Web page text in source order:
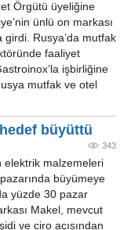
Örgütü üyeliğine
ünlü on markası
girdi. Rusya’da mutfak
faaliyet
işbirliğine
mutfak ve otel
büyüttü
343
elektrik malzemeleri
büyümeye
yüzde 30 pazar
Makel, mevcut
ve ciro açısından